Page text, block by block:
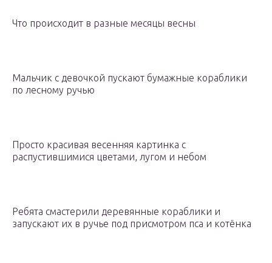
Что происходит в разные месяцы весны
Мальчик с девочкой пускают бумажные кораблики
по лесному ручью
Просто красивая весенняя картинка с
распустившимися цветами, лугом и небом
Ребята смастерили деревянные кораблики и
запускают их в ручье под присмотром пса и котёнка